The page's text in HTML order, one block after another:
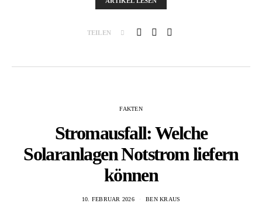
TEILEN
FAKTEN
Stromausfall: Welche
Solaranlagen Notstrom liefern
können
10. FEBRUAR 2026 BEN KRAUS